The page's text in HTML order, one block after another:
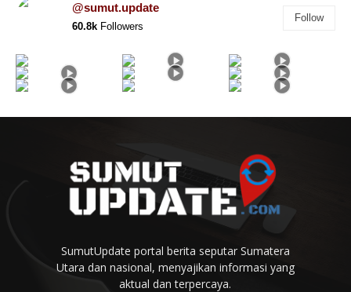
@sumut.update
60.8k Followers
Follow
SumutUpdate portal berita seputar Sumatera
Utara dan nasional, menyajikan informasi yang
aktual dan terpercaya.